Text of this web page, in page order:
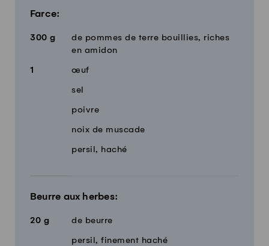
Farce:
300 g
de pommes de terre bouillies, riches
en amidon
1 œuf
sel
poivre
noix de muscade
persil, haché
Beurre aux herbes:
20 g de beurre
persil, finement haché